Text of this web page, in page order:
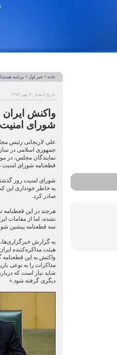
خانه > خبر اول > برنامه
تاریخ انتشار: ۷ مهر ۱۳۸۷
واکنش ایران
شورای امنیت
علی لاریجانی رئیس
جمهوری اسلامی در
نمایندگان مجلس، در
قطعنامه شورای امنیت (۱۸۳۵) علیه ایران انتقاد
شورای امنیت روز
به خاطر خودداری این
صادر کرد.
هرچند در این قعطنامه
نشده، اما از مقامات
سه قطعنامه پیشین
به گزارش
واکنش به این
مذاکرات را به نوعی
شاید نیاز است که
دیگری گرفته شود.»